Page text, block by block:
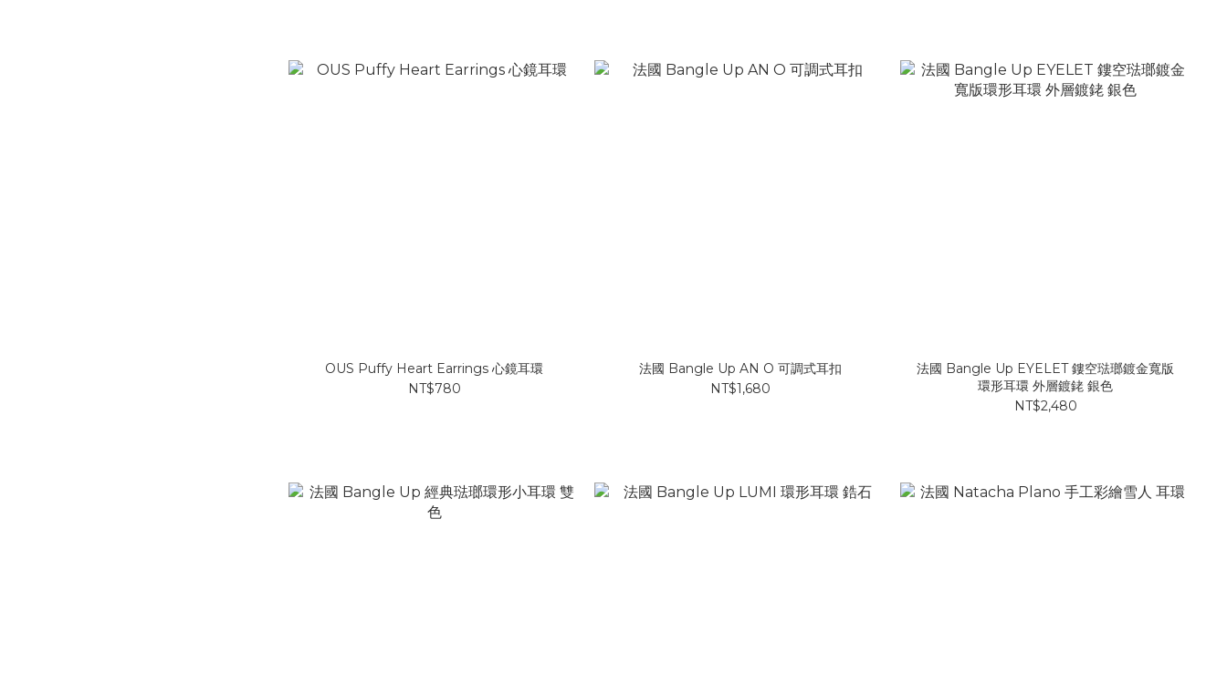
OUS Puffy Heart Earrings 心鏡耳環
NT$780
法國 Bangle Up AN O 可調式耳扣
NT$1,680
法國 Bangle Up EYELET 鏤空琺瑯鍍金寬版
環形耳環 外層鍍銠 銀色
NT$2,480